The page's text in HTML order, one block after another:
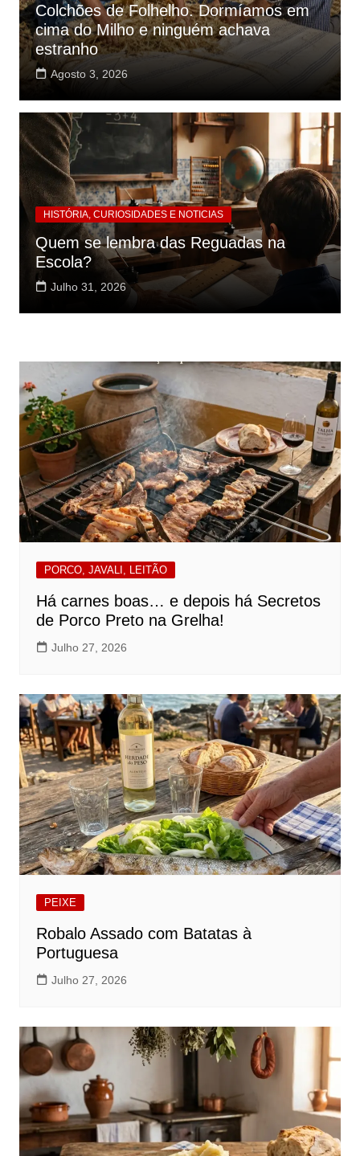
Colchões de Folhelho. Dormíamos em
cima do Milho e ninguém achava
estranho
Agosto 3, 2026
HISTÓRIA, CURIOSIDADES E NOTICIAS
Quem se lembra das Reguadas na
Escola?
Julho 31, 2026
PORCO, JAVALI, LEITÃO
Há carnes boas… e depois há Secretos
de Porco Preto na Grelha!
Julho 27, 2026
PEIXE
Robalo Assado com Batatas à
Portuguesa
Julho 27, 2026